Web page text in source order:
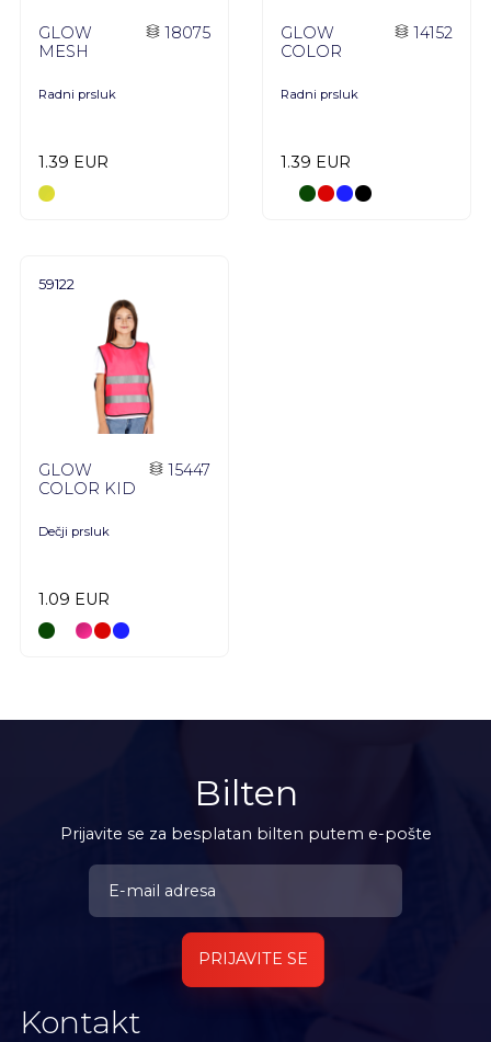
GLOW
MESH
18075
Radni prsluk
1.39 EUR
GLOW
COLOR
14152
Radni prsluk
1.39 EUR
59122
GLOW
COLOR KID
15447
Dečji prsluk
1.09 EUR
Bilten
Prijavite se za besplatan bilten putem e-pošte
PRIJAVITE SE
Kontakt